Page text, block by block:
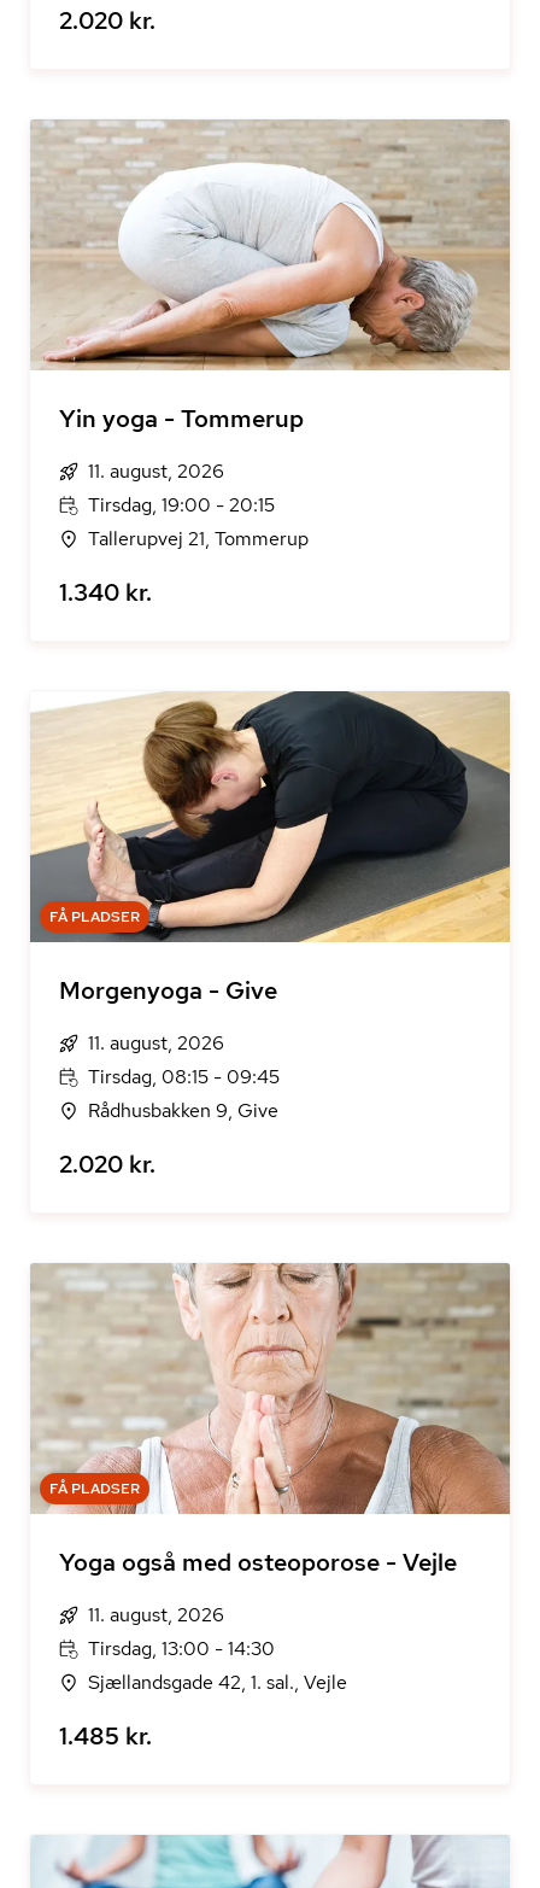
2.020 kr.
Yin yoga - Tommerup
11. august, 2026
Tirsdag, 19:00 - 20:15
Tallerupvej 21, Tommerup
1.340 kr.
FÅ PLADSER
Morgenyoga - Give
11. august, 2026
Tirsdag, 08:15 - 09:45
Rådhusbakken 9, Give
2.020 kr.
FÅ PLADSER
Yoga også med osteoporose - Vejle
11. august, 2026
Tirsdag, 13:00 - 14:30
Sjællandsgade 42, 1. sal., Vejle
1.485 kr.